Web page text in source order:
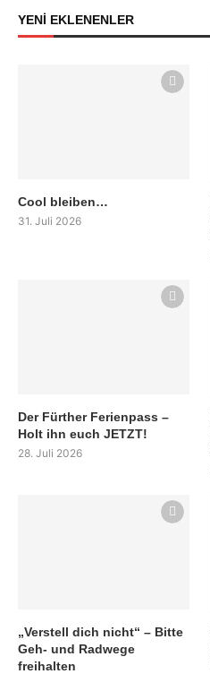
YENİ EKLENENLER
Cool bleiben…
31. Juli 2026
Der Fürther Ferienpass –
Holt ihn euch JETZT!
28. Juli 2026
„Verstell dich nicht“ – Bitte
Geh- und Radwege
freihalten